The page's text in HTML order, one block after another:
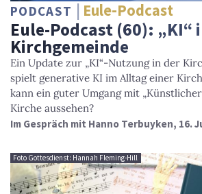
PODCAST Eule-Podcast
Eule-Podcast (60): „KI“
Kirchgemeinde
Ein Update zur „KI“-Nutzung in der
spielt generative KI im Alltag einer
kann ein guter Umgang mit
Kirche aussehen?
Im Gespräch mit Hanno Terbuyken, 16.
Foto Gottesdienst: Hannah Fleming-Hill